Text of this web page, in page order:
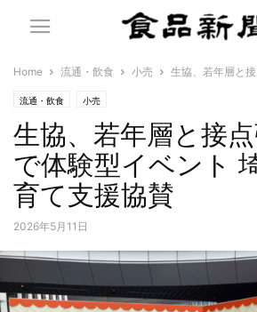
Home 流通・飲食 小売 生協、若年層と
流通・飲食 小売
生協、若年層と接
で体験型イベント
育て支援協賛
2026年5月11日